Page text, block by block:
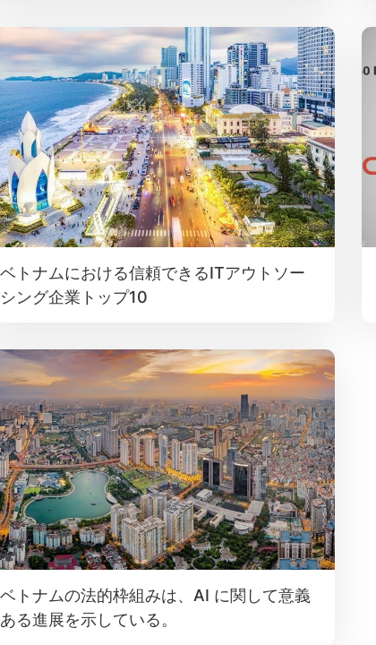
ベトナムにおける信頼できるITアウトソー
シング企業トップ10
ベトナムの法的枠組みは、AI に関して意義
ある進展を示している。